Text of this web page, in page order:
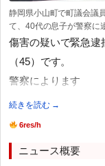
静岡県小山町で町議会議
て、40代の息子が警察に
傷害の疑いで緊急逮
（45）です。
警察によります
続きを読む →
6res/h
ニュース概要